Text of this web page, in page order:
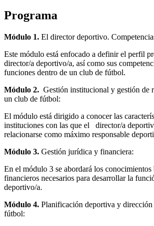
Programa
Módulo 1. El director deportivo.
Este módulo está enfocado a definir el perfil
director/a deportivo/a, así como sus
funciones dentro de un club de fútbol.
Módulo 2. Gestión institucional y gestión de
un club de fútbol:
El módulo está dirigido a conocer las
instituciones con las que el director/a
relacionarse como máximo responsable
Módulo 3. Gestión jurídica y financiera:
En el módulo 3 se abordará los
financieros necesarios para desarrollar la
deportivo/a.
Módulo 4. Planificación deportiva y dirección
fútbol: